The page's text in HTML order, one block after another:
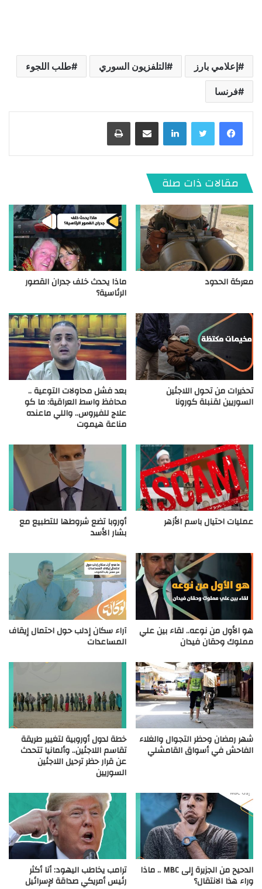
إعلامي بارز التلفزيون السوري طلب اللجوء
فرنسا
لينكدإن
مقالات ذات صلة
معركة الحدود ماذا يحدث خلف جدران القصور
الرئاسية؟
تحذيرات من تحول اللاجئين
السوريين لقنبلة كورونا
بعد فشل محاولات التوعية ..
محافظ واسط العراقية: ما كو
علاج للفيروس.. واللي ماعنده
مناعة هيموت
عمليات احتيال باسم الأزهر أوروبا تضع شروطها للتطبيع مع
بشار الأسد
هو الأول من نوعه.. لقاء بين علي
مملوك وحقان فيدان
آراء سكان إدلب حول احتمال إيقاف
المساعدات
شهر رمضان وحظر التجوال والغلاء
الفاحش في أسواق القامشلي
خطة لدول أوروبية لتغيير طريقة
تقاسم اللاجئين.. وألمانيا تتحدث
عن قرار حظر ترحيل اللاجئين
السوريين
الدحيح من الجزيرة إلى MBC .. ماذا
وراء هذا الانتقال؟
ترامب يخاطب اليهود: أنا أكثر
رئيس أمريكي صداقة لإسرائيل